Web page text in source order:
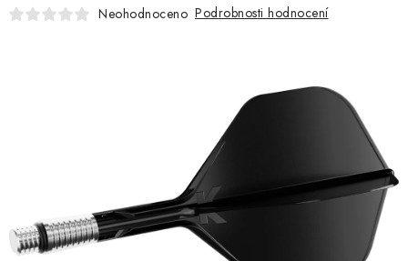
PŘÍSLUŠENSTVÍ
Neohodnoceno Podrobnosti hodnocení